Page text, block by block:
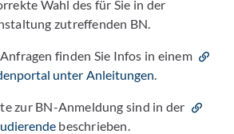
Wahl des für Sie in der
zutreffenden BN.
finden Sie Infos in einem
unter Anleitungen.
zur BN-Anmeldung sind in der
beschrieben.